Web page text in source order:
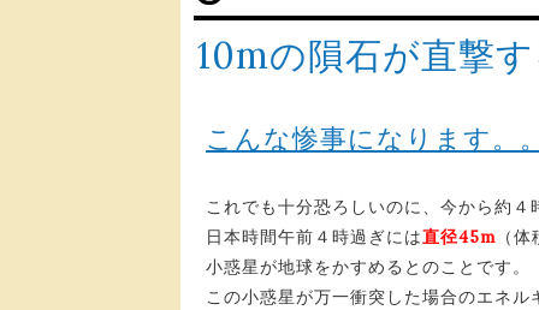
10mの隕石が直撃す
こんな惨事になります。。
これでも十分恐ろしいのに、今から約４
日本時間午前４時過ぎには直径45m （
小惑星が地球をかすめるとのことです。
この小惑星が万一衝突した場合のエネル